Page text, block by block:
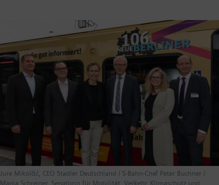
Jure Mikolčić, CEO Stadler Deutschland / S-Bahn-Chef Peter Buchner /
Manja Schreiner, Senatorin für Mobilität, Verkehr, Klimaschutz und